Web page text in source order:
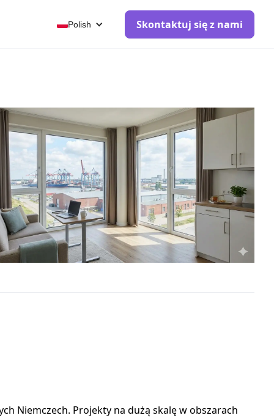
Polish Skontaktuj się z nami
Niemczech. Projekty na dużą skalę w obszarach